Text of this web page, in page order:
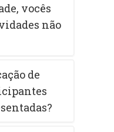
vocês
não
de